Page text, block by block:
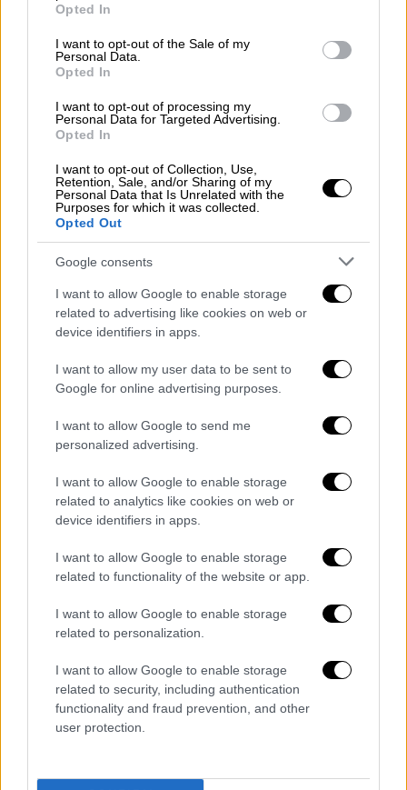
use your data for below specified purposes in below Google
consent section.
Opted In
I want to opt-out of the Sale of my
Personal Data.
Opted In
I want to opt-out of processing my
Personal Data for Targeted Advertising.
Opted In
I want to opt-out of Collection, Use,
Retention, Sale, and/or Sharing of my
Personal Data that Is Unrelated with the
Purposes for which it was collected.
Opted Out
Google consents
I want to allow Google to enable storage
related to advertising like cookies on web or
device identifiers in apps.
I want to allow my user data to be sent to
Google for online advertising purposes.
I want to allow Google to send me
personalized advertising.
I want to allow Google to enable storage
related to analytics like cookies on web or
device identifiers in apps.
I want to allow Google to enable storage
related to functionality of the website or app.
I want to allow Google to enable storage
related to personalization.
I want to allow Google to enable storage
related to security, including authentication
functionality and fraud prevention, and other
user protection.
εκπληρώθηκε» κι αναφέρθηκε με θερμά
λόγια στον Νίκο Μπίλλη, το δεξί του χέρι,
και στην υπόλοιπη ομάδα της κουζίνας και
Όσοι βρέθηκαν όλα αυτά τα χρόνια στα
δοκίμασαν πολλές πρωτοποριακές
συνθέσεις με την ιδιόχειρη σφραγίδα του
σεφ, που θέτει τον πήχη όλο και πιο ψηλά.
Τοεορταστικό μενού 14 σταδίωντης
Πέμπτης23 Σεπτεμβρίου
συνοδεύεται από 5 ποτήρια σαμπάνιας του
γαλλικού οίκου Philipponnat (€ 150 ανά
άτομο),αποτυπώνει αυτή την
πορείασυνδυάζονταςπιάτα-σταθμούςτου
Βοtrini'sκαι καινούργιες δημιουργίες
Ο φινετσάτος «ξιφίας carpaccio µε τον
τρόπο των ψαράδων στη νήσο Elba, αναφορά
σε µία κερκυραϊκή νερατζοσαλάτα», το
«Gastro Esperanto», μια πολύ ιδιαίτερη τάρτα
με φύλλο λαδιού, κολοκύθι, τηνιακό καρίκι
και τρούφα, το εξαιρετικό «Royal à la
Grecque» με καραβίδα και θαλασσινά, που
το αρνάκι γάλακτος με μελιτζάνα και miso
συκομαΐδας είναι μερικά μόνο από όσα θα
σερβιριστούν, ενώ φινάλε θα γράψουν το
περίφημο γλυκό τζατζίκι, bitter σοκολάτα με
cremeux με φουντούκι, μέλι και λεμόνι και η
γαλατόπιτα Θεσσαλίας.
Botrini’sΑthensΒασ. Γεωργίου Β΄24Β,